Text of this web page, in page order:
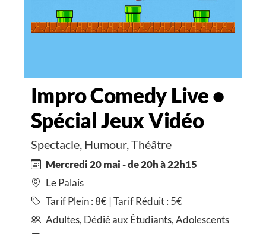
Impro Comedy Live •
Spécial Jeux Vidéo
Spectacle, Humour, Théâtre
Mercredi 20 mai - de 20h à 22h15
Le Palais
Tarif Plein : 8€ | Tarif Réduit : 5€
Adultes, Dédié aux Étudiants, Adolescents